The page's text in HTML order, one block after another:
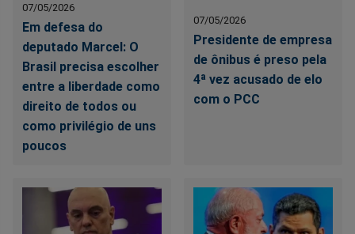
07/05/2026
Em defesa do
deputado Marcel: O
Brasil precisa escolher
entre a liberdade como
direito de todos ou
como privilégio de uns
poucos
07/05/2026
Presidente de empresa
de ônibus é preso pela
4ª vez acusado de elo
com o PCC